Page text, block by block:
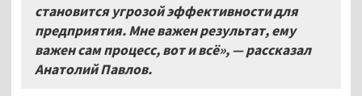
становится угрозой эффективности для
предприятия. Мне важен результат, ему
важен сам процесс, вот и всё», — рассказал
Анатолий Павлов.